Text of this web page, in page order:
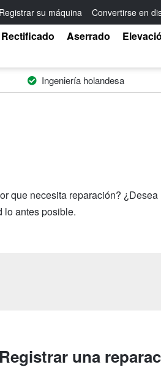
Registrar su máquina Convertirse en
Rectificado Aserrado
Ingeniería holandesa
que necesita reparación?
lo antes posible.
Registrar una